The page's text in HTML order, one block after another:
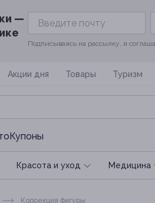
—
Подписываясь на рассылку, я
Акции дня Товары Туризм
Красота и уход Медицина
Коррекция фигуры